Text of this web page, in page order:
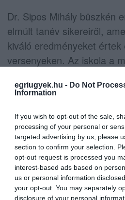
egriugyek.hu - Do Not
Information
If you wish to opt-out of the sale,
processing of your personal or
targeted advertising by us, please
section to confirm your selection.
opt-out request is processed you
interest-based ads based on
us or personal information
your opt-out. You may separately
disclosure of your personal
Dr. Sipos Mihály büszkén
elmúlt tanév sikereiről,
kiváló eredményeket értek
versenyeken. Az iskola a
hiánya miatt a
kiemelte, hogy az iskola
szükséges források
Egri Tankerülethez került
Tehetséggondozó
ami hosszú távú
pénzügyi nehézségek